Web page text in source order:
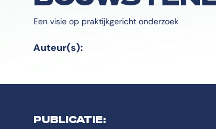
Een visie op praktijkgericht onderzoek
Auteur(s):
PUBLICATIE: